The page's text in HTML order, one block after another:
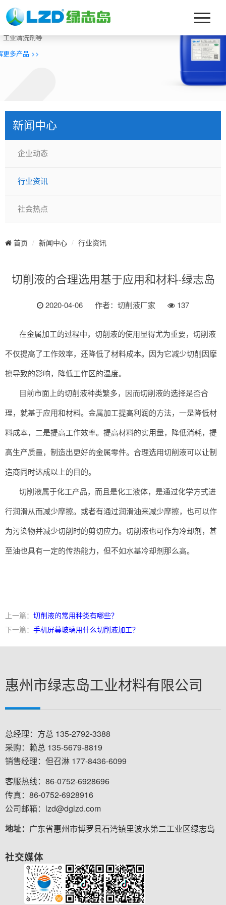
来到绿志岛化工
：真空镀膜、玻璃清洗剂、淬火油、切削液、磨削油、切削
工业清洗剂等
更多产品 >>
新闻中心
企业动态
行业资讯
社会热点
首页 新闻中心 行业资讯
切削液的合理选用基于应用和材料-绿志岛
2020-04-06 作者：切削液厂家 137
在金属加工的过程中，切削液的使用显得尤为重要，切削液
不仅提高了工作效率，还降低了材料成本。因为它减少切削因摩
擦导致的影响，降低工作区的温度。
目前市面上的切削液种类繁多，因而切削液的选择是否合
理，就基于应用和材料。金属加工提高利润的方法，一是降低材
料成本，二是提高工作效率。提高材料的实用量，降低消耗，提
高生产质量，制造出更好的金属零件。合理选用切削液可以让制
造商同时达成以上的目的。
切削液属于化工产品，而且是化工液体，是通过化学方式进
行润滑从而减少摩擦。或者有通过润滑油来减少摩擦，也可以作
为污染物并减少切削时的剪切应力。切削液也可作为冷却剂，甚
至油也具有一定的传热能力，但不如水基冷却剂那么高。
上一篇： 切削液的常用种类有哪些？
下一篇： 手机屏幕玻璃用什么切削液加工？
惠州市绿志岛工业材料有限公司
总经理：方总 135-2792-3388
采购：赖总 135-5679-8819
销售经理：但召淋 177-8436-6099
客服热线：86-0752-6928696
传真：86-0752-6928916
公司邮箱：lzd@dglzd.com
地址： 广东省惠州市博罗县石湾镇里波水第二工业区绿志岛
社交媒体